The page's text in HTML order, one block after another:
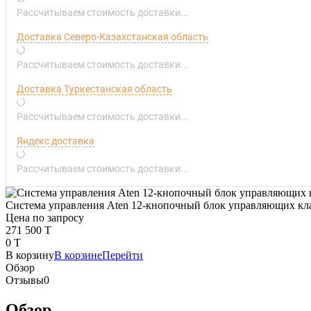
Рассчитываем стоимость доставки...
Доставка Северо-Казахстанская область
Рассчитываем стоимость доставки...
Доставка Туркестанская область
Рассчитываем стоимость доставки...
Яндекс доставка
Рассчитываем стоимость доставки...
Система управления Aten 12-кнопочный блок управляющих
Цена по запросу
271 500 T
0 T
В корзинуВ корзинеПерейти
Обзор
Отзывы0